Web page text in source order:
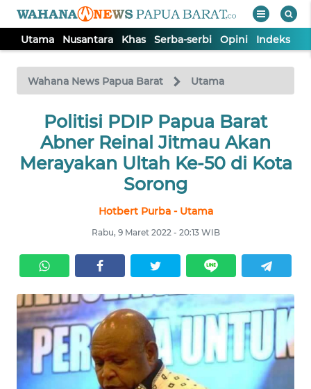
Utama Nusantara Khas Serba-serbi Opini Indeks
Wahana News Papua Barat Utama
Politisi PDIP Papua Barat
Abner Reinal Jitmau Akan
Merayakan Ultah Ke-50 di Kota
Sorong
Hotbert Purba - Utama
Rabu, 9 Maret 2022 - 20:13 WIB
TV
Tutup
UTAMA
NUSANTARA
SERBI
OPINI
Informasi
INDEKS
BERITA